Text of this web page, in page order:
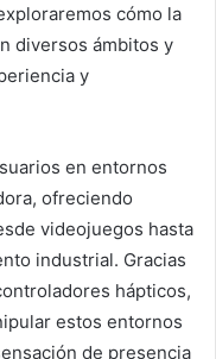
cómo la
diversos ámbitos y
y
en entornos
ofreciendo
videojuegos hasta
industrial. Gracias
hápticos,
estos entornos
de presencia